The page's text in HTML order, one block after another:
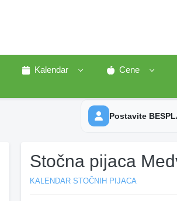
Kalendar Cene
Postavite
Stočna pijaca
KALENDAR STOČNIH PIJACA